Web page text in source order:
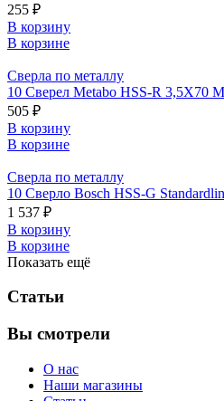
255 ₽
В корзину
В корзине
Сверла по металлу
10 Сверел Metabo HSS-R 3,5X70
505 ₽
В корзину
В корзине
Сверла по металлу
10 Сверло Bosch HSS-G
1 537 ₽
В корзину
В корзине
Показать ещё
Статьи
Вы смотрели
О нас
Наши магазины